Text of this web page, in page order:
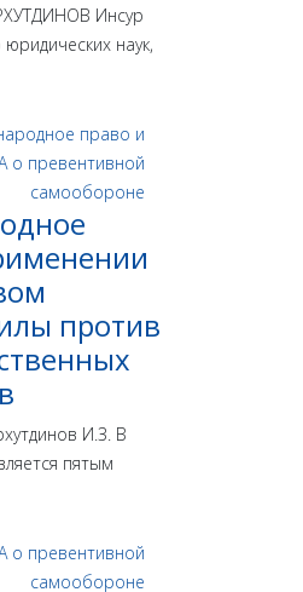
Инсур
наук,
против
И.З. В
пятым